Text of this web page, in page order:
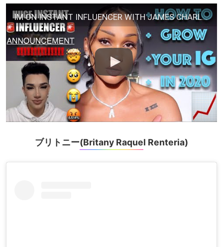
IM ON INSTANT INFLUENCER WITH JAMES CHARLES | HOW TO GROW UR IG 2020
ブリトニー(Britany Raquel Renteria)